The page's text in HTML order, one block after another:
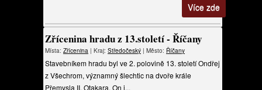
Více zde
Zřícenina hradu z 13.století - Říčany
Místa: Zřícenina | Kraj: Středočeský | Město: Říčany
Stavebníkem hradu byl ve 2. polovině 13. století Ondřej
z Všechrom, významný šlechtic na dvoře krále
Přemysla II. Otakara. On i...